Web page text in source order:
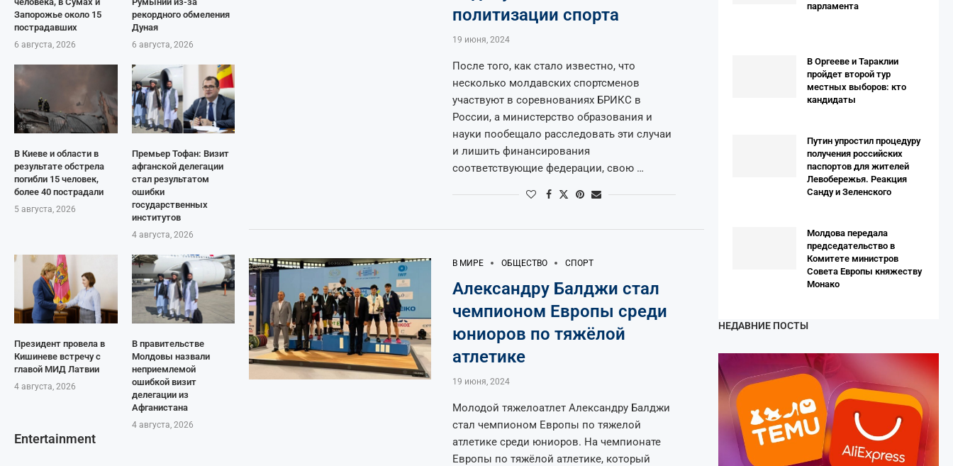
Запорожье около 15
пострадавших
6 августа, 2026
рекордного обмеления
Дуная
6 августа, 2026
В Киеве и области в
результате обстрела
погибли 15 человек,
более 40 пострадали
5 августа, 2026
Премьер Тофан: Визит
афганской делегации
стал результатом
ошибки
государственных
институтов
4 августа, 2026
Президент провела в
Кишиневе встречу с
главой МИД Латвии
4 августа, 2026
В правительстве
Молдовы назвали
неприемлемой
ошибкой визит
делегации из
Афганистана
4 августа, 2026
Entertainment
политизации спорта
19 июня, 2024
После того, как стало известно, что
несколько молдавских спортсменов
участвуют в соревнованиях БРИКС в
России, а министерство образования и
науки пообещало расследовать эти случаи
и лишить финансирования
соответствующие федерации, свою …
В МИРЕ ОБЩЕСТВО СПОРТ
Александру Балджи стал
чемпионом Европы среди
юниоров по тяжёлой
атлетике
19 июня, 2024
Молодой тяжелоатлет Александру Балджи
стал чемпионом Европы по тяжелой
атлетике среди юниоров. На чемпионате
Европы по тяжёлой атлетике, который
парламента
В Оргееве и Тараклии
пройдет второй тур
местных выборов: кто
кандидаты
Путин упростил процедуру
получения российских
паспортов для жителей
Левобережья. Реакция
Санду и Зеленского
Молдова передала
председательство в
Комитете министров
Совета Европы княжеству
Монако
НЕДАВНИЕ ПОСТЫ